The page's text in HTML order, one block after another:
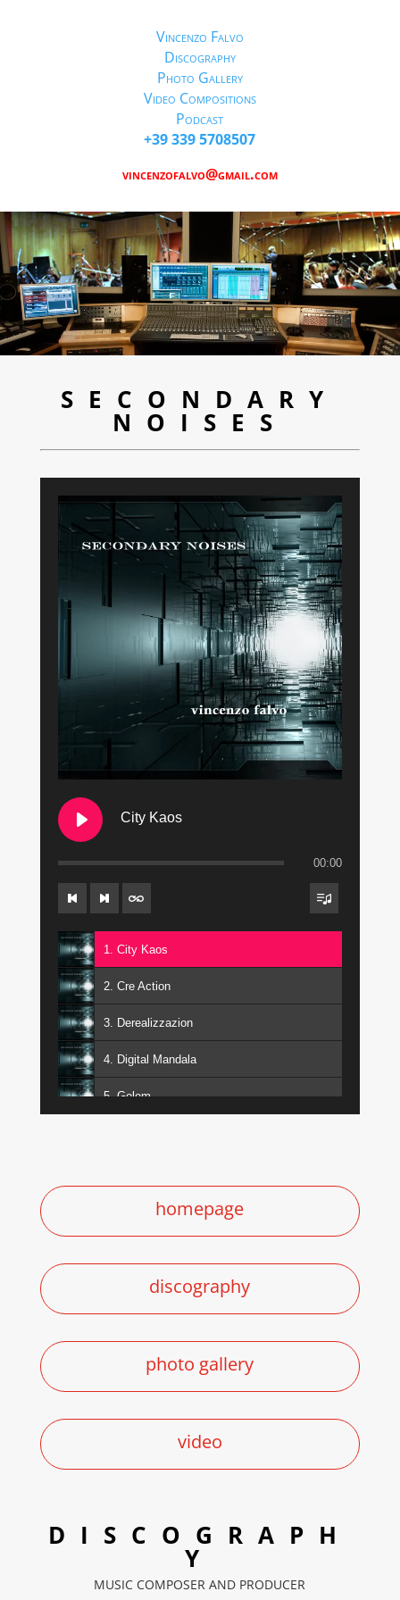
Vincenzo Falvo
Discography
Photo Gallery
Video Compositions
Podcast
+39 339 5708507
vincenzofalvo@gmail.com
SECONDARY
NOISES
City Kaos
00:00
1. City Kaos
2. Cre Action
3. Derealizzazion
4. Digital Mandala
5. Golem
8. Pierced by Lovehomepage
discography
photo gallery
video
DISCOGRAPH
Y
MUSIC COMPOSER AND PRODUCER